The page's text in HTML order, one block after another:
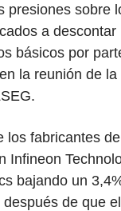
presiones sobre
a
básicos por
la reunión de
los fabricantes
Infineon
bajando un
de que